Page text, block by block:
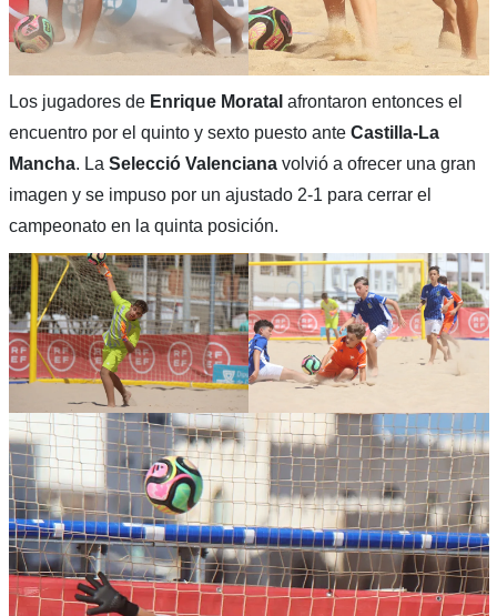
Los jugadores de Enrique Moratal afrontaron entonces el
encuentro por el quinto y sexto puesto ante Castilla-La
Mancha. La Selecció Valencianavolvió a ofrecer una gran
imagen y se impuso por un ajustado 2-1 para cerrar el
campeonato en la quinta posición.